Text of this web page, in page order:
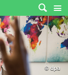
© dpa